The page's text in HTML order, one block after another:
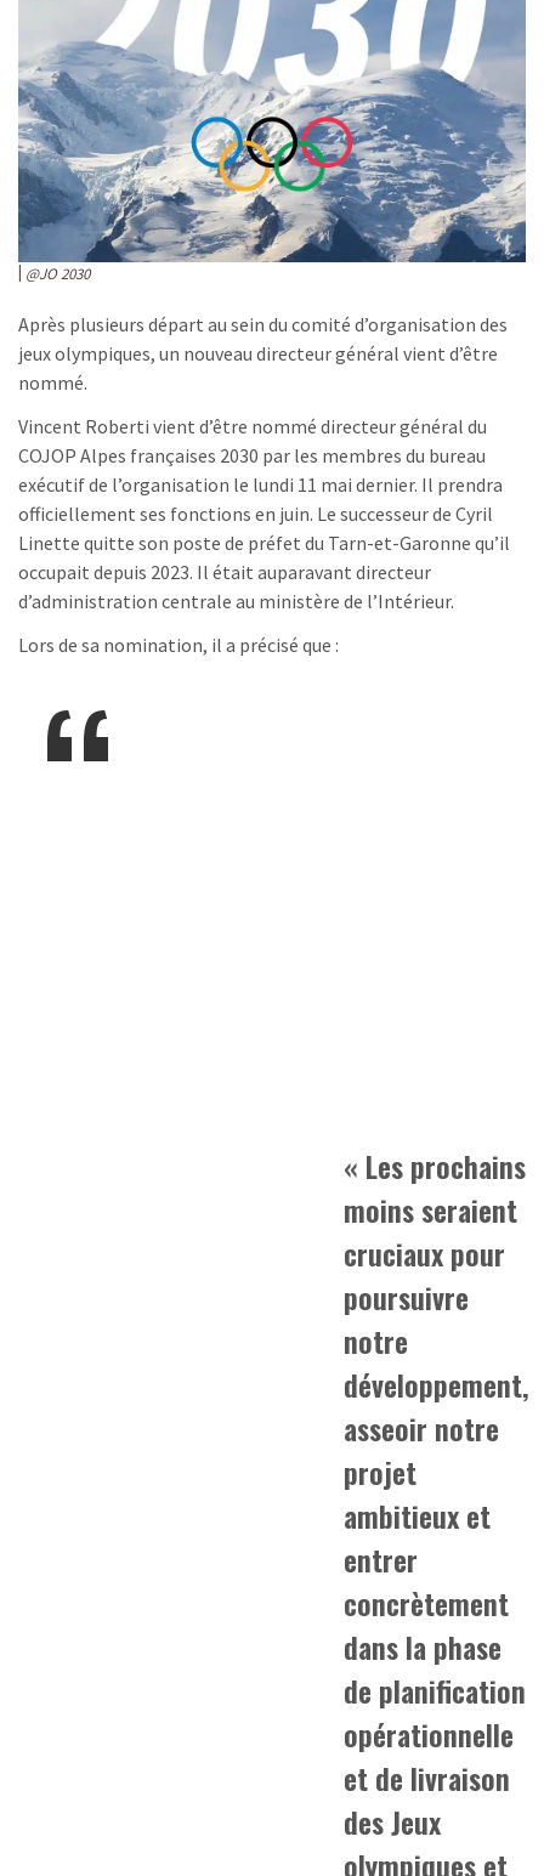
@JO 2030
Après plusieurs départ au sein du comité d’organisation des
jeux olympiques, un nouveau directeur général vient d’être
nommé.
Vincent Roberti vient d’être nommé directeur général du
COJOP Alpes françaises 2030 par les membres du bureau
exécutif de l’organisation le lundi 11 mai dernier. Il prendra
officiellement ses fonctions en juin. Le successeur de Cyril
Linette quitte son poste de préfet du Tarn-et-Garonne qu’il
occupait depuis 2023. Il était auparavant directeur
d’administration centrale au ministère de l’Intérieur.
Lors de sa nomination, il a précisé que :
« Les prochains
moins seraient
cruciaux pour
poursuivre
notre
développement,
asseoir notre
projet
ambitieux et
entrer
concrètement
dans la phase
de planification
opérationnelle
et de livraison
des Jeux
olympiques et